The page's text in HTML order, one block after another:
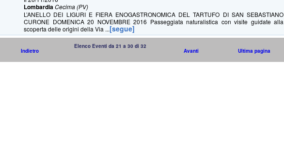
LombardiaCecima (PV)
L’ANELLO DEI LIGURI E FIERA ENOGASTRONOMICA DEL TARTUFO DI SAN SEBASTIANO
CURONE DOMENICA 20 NOVEMBRE 2016 Passeggiata naturalistica con visite guidate alla
scoperta delle origini della Via ...[segue]
Indietro
Elenco Eventi da 21 a 30 di 32
Avanti Ultima pagina